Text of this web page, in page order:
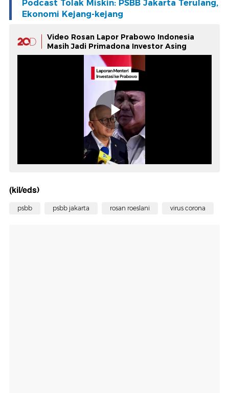
Podcast Tolak Miskin: PSBB Jakarta Terulang,
Ekonomi Kejang-kejang
Video Rosan Lapor Prabowo Indonesia
Masih Jadi Primadona Investor Asing
(kil/eds)
psbb psbb jakarta rosan roeslani virus corona